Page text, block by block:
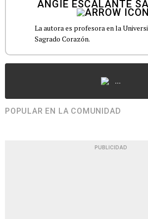
ANGIE ESCALANTE
La autora es profesora en la
Sagrado Corazón.
...
POPULAR EN LA COMUNIDAD
PUBLICIDAD